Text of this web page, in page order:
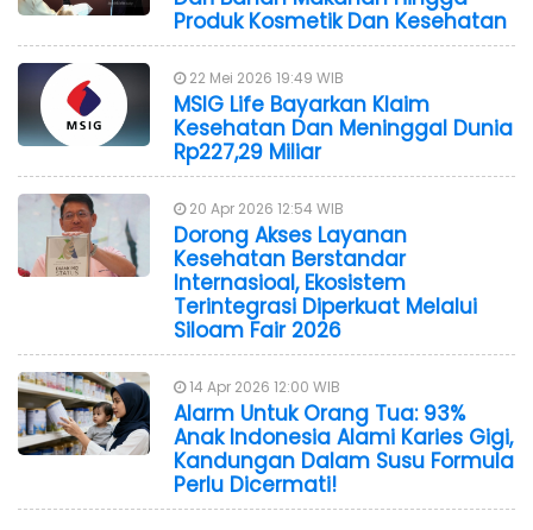
Produk Kosmetik Dan Kesehatan
22 Mei 2026 19:49 WIB
MSIG Life Bayarkan Klaim
Kesehatan Dan Meninggal Dunia
Rp227,29 Miliar
20 Apr 2026 12:54 WIB
Dorong Akses Layanan
Kesehatan Berstandar
Internasioal, Ekosistem
Terintegrasi Diperkuat Melalui
Siloam Fair 2026
14 Apr 2026 12:00 WIB
Alarm Untuk Orang Tua: 93%
Anak Indonesia Alami Karies Gigi,
Kandungan Dalam Susu Formula
Perlu Dicermati!